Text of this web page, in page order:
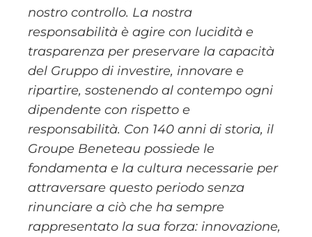
nostro controllo. La nostra
responsabilità è agire con lucidità e
trasparenza per preservare la capacità
del Gruppo di investire, innovare e
ripartire, sostenendo al contempo ogni
dipendente con rispetto e
responsabilità. Con 140 anni di storia, il
Groupe Beneteau possiede le
fondamenta e la cultura necessarie per
attraversare questo periodo senza
rinunciare a ciò che ha sempre
rappresentato la sua forza: innovazione,